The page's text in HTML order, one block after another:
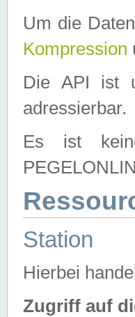
Um die
Kompression
Die API ist
adressierbar.
Es ist
Station
Hierbei
Zugriff auf